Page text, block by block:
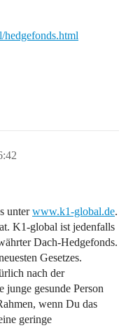
unterwww.k1-global.de.
K1-global ist jedenfalls
Dach-Hedgefonds.
Gesetzes.
nach der
junge gesunde Person
wenn Du das
geringe